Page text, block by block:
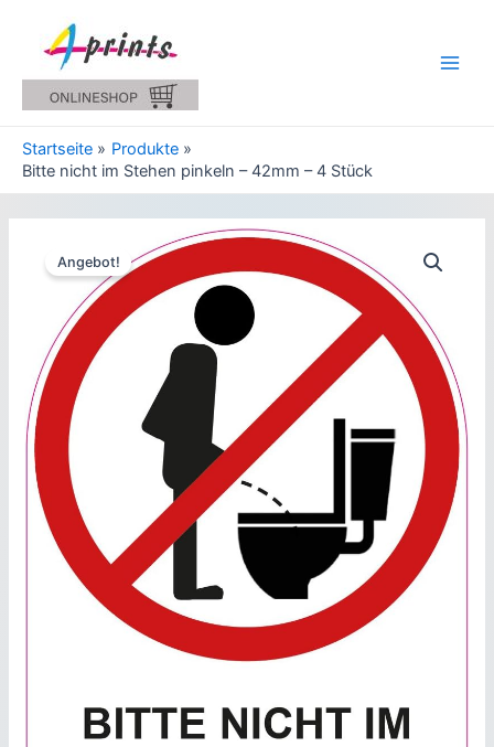
springen
Startseite
Produkte
Bitte nicht im Stehen pinkeln – 42mm – 4 Stück
Angebot!